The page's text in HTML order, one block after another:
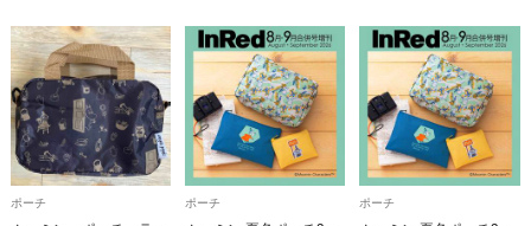
ポーチ ポーチ ポーチ